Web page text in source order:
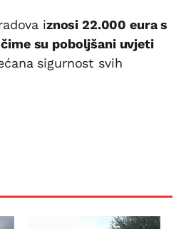
iznosi 22.000 eura s
su poboljšani uvjeti
sigurnost svih